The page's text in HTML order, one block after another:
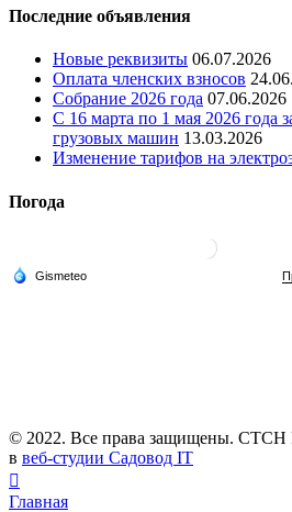
Последние объявления
Новые реквизиты 06.07.2026
Оплата членских взносов
Собрание 2026 года 07.06.2026
С 16 марта по 1 мая 2026 года
грузовых машин 13.03.2026
Изменение тарифов на
Погода
© 2022. Все права защищены. СТСН
в веб-студии Садовод IT
Главная